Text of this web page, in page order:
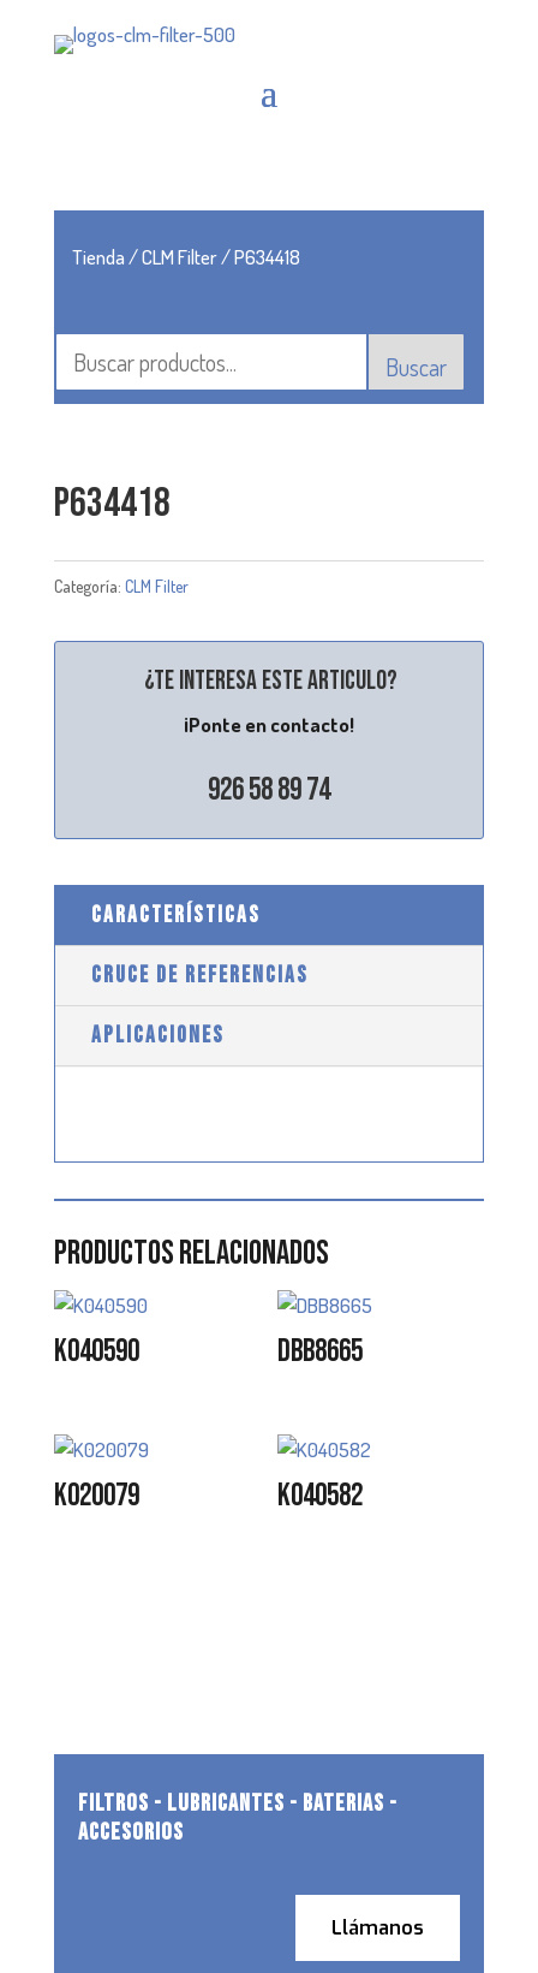
Tienda/CLM Filter/ P634418
Buscar
P634418
Categoría: CLM Filter
¿Te interesa este articulo?
¡Ponte en contacto!
926 58 89 74
CARACTERÍSTICAS
CRUCE DE REFERENCIAS
APLICACIONES
Productos relacionados
K040590 DBB8665
K020079 K040582
FILTROS - LUBRICANTES - BATERIAS -
ACCESORIOS
Llámanos